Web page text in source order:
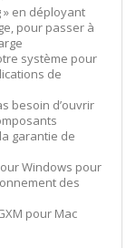
» en déployant
pour passer à
système pour
de
besoin d’ouvrir
garantie de
Windows pour
des
pour Mac